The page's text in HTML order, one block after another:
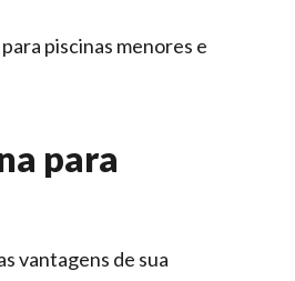
piscinas menores e
para
vantagens de sua